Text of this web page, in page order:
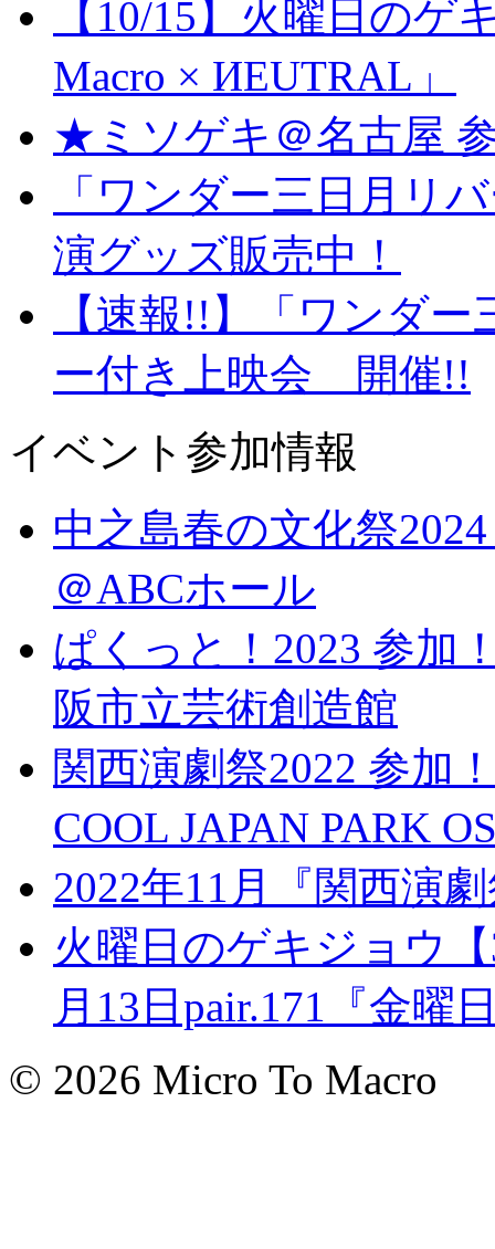
【10/15】火曜日のゲ
Macro × ИEUTRAL」
★ミソゲキ＠名古屋
「ワンダー三日月リ
演グッズ販売中！
【速報!!】「ワンダ
ー付き上映会 開催!!
イベント参加情報
中之島春の文化祭
＠ABCホール
ぱくっと！2023 参加
阪市立芸術創造館
関西演劇祭2022 参加
COOL JAPAN PARK
2022年11月『関西演
火曜日のゲキジョウ
月13日pair.171『金曜
© 2026 Micro To Macro